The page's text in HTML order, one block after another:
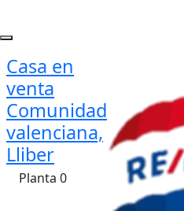
Casa en
venta
Comunidad
valenciana,
Lliber
Planta 0